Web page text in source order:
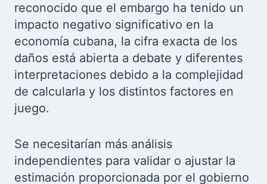
reconocido que el embargo ha tenido un
impacto negativo significativo en la
economía cubana, la cifra exacta de los
daños está abierta a debate y diferentes
interpretaciones debido a la complejidad
de calcularla y los distintos factores en
juego.
Se necesitarían más análisis
independientes para validar o ajustar la
estimación proporcionada por el gobierno